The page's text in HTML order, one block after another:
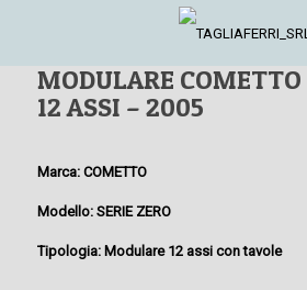
MODULARE COMETTO
12 ASSI – 2005
Marca: COMETTO
Modello: SERIE ZERO
Tipologia: Modulare 12 assi con tavole